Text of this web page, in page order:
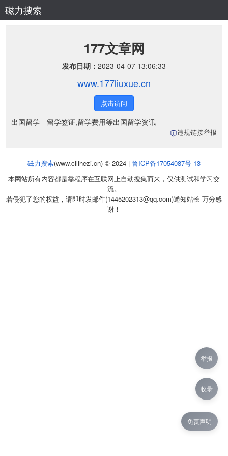
磁力搜索
177文章网
发布日期： 2023-04-07 13:06:33
www.177liuxue.cn
点击访问
出国留学―留学签证,留学费用等出国留学资讯
违规链接举报
磁力搜索(www.cilihezi.cn) © 2024 | 鲁ICP备17054087号-13
本网站所有内容都是靠程序在互联网上自动搜集而来，仅供测试和学习交
流。
若侵犯了您的权益，请即时发邮件(1445202313@qq.com)通知站长 万分感
谢！
免责声明
举报
收录